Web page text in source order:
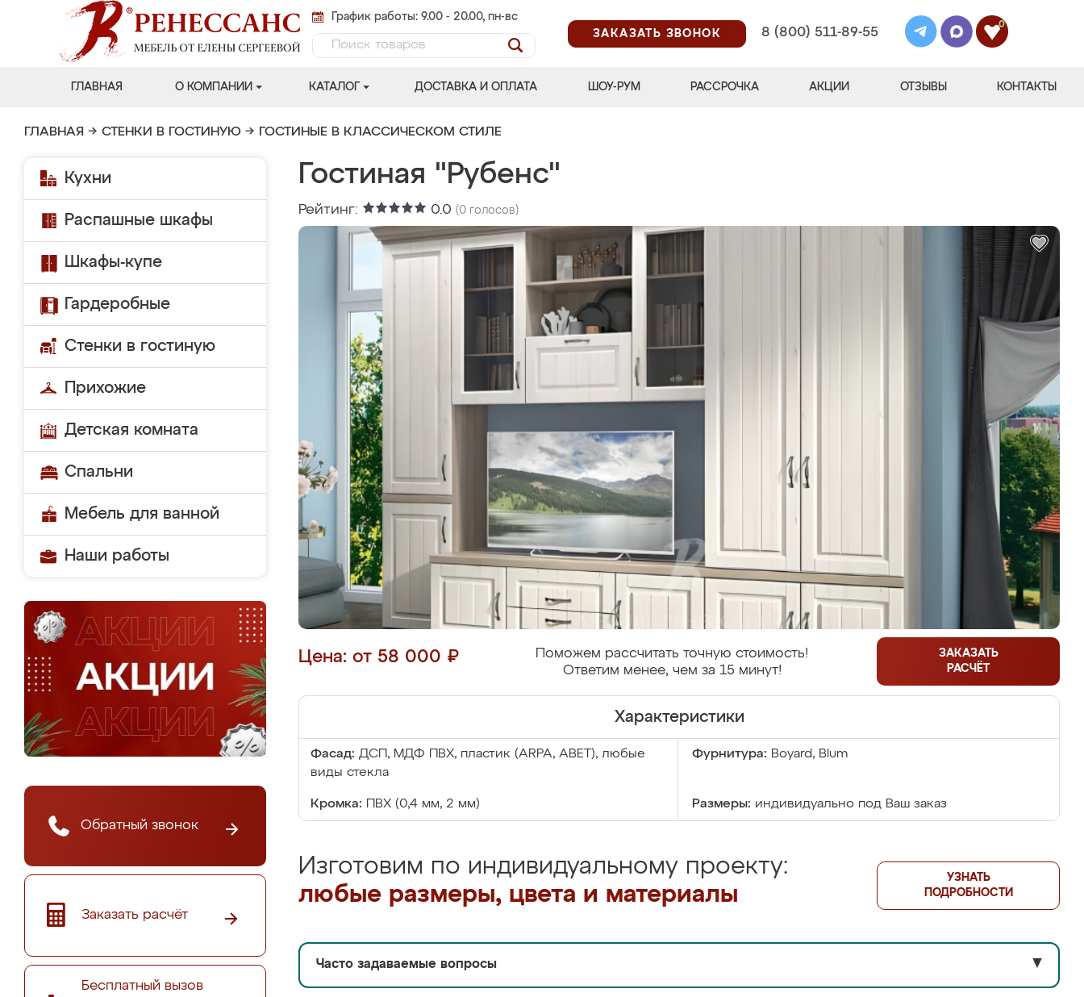
График работы: 9.00 - 20.00, пн-вс
ЗАКАЗАТЬ ЗВОНОК
8 (800) 511-89-55
0
ГЛАВНАЯ О КОМПАНИИ КАТАЛОГ ДОСТАВКА И ОПЛАТА ШОУ-РУМ РАССРОЧКА АКЦИИ ОТЗЫВЫ КОНТАКТЫ
ГЛАВНАЯ → СТЕНКИ В ГОСТИНУЮ → ГОСТИНЫЕ В КЛАССИЧЕСКОМ СТИЛЕ
Кухни
Распашные шкафы
Шкафы-купе
Гардеробные
Стенки в гостиную
Прихожие
Детская комната
Спальни
Мебель для ванной
Наши работы
Обратный звонок
Заказать расчёт
Бесплатный вызов
Гостиная "Рубенс"
Рейтинг: 0.0 (0 голосов)
Цена: от 58 000 ₽
Поможем рассчитать точную стоимость!
Ответим менее, чем за 15 минут!
ЗАКАЗАТЬ
РАСЧЁТ
Характеристики
Фасад: ДСП, МДФ ПВХ, пластик (ARPA, ABET), любые
виды стекла
Фурнитура: Boyard, Blum
Кромка: ПВХ (0,4 мм, 2 мм) Размеры: индивидуально под Ваш заказ
Изготовим по индивидуальному проекту:
любые размеры, цвета и материалы
УЗНАТЬ
ПОДРОБНОСТИ
Часто задаваемые вопросы ▼